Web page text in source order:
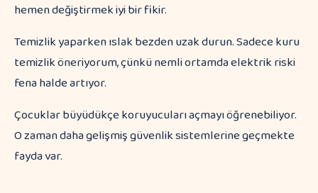
hemen değiştirmek iyi bir fikir.
Temizlik yaparken ıslak bezden uzak durun. Sadece kuru
temizlik öneriyorum, çünkü nemli ortamda elektrik riski
fena halde artıyor.
Çocuklar büyüdükçe koruyucuları açmayı öğrenebiliyor.
O zaman daha gelişmiş güvenlik sistemlerine geçmekte
fayda var.